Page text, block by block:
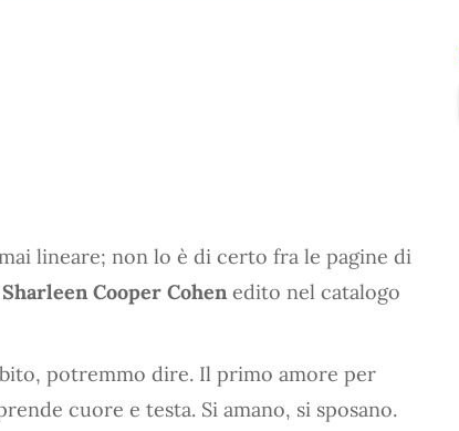
lineare; non lo è di certo fra le pagine di
Sharleen Cooper Cohen edito nel catalogo
potremmo dire. Il primo amore per
cuore e testa. Si amano, si sposano.